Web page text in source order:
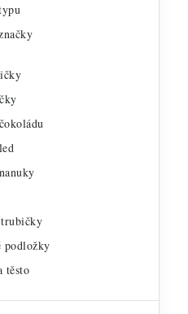
podložky
těsto